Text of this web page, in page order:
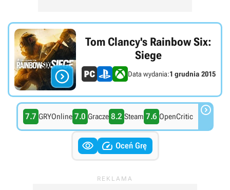

Tom Clancy's Rainbow Six:
Siege
Data wydania:1 grudnia 2015
7.7 GRYOnline 7.0 Gracze 8.2 Steam 7.6 OpenCritic 
  Oceń Grę